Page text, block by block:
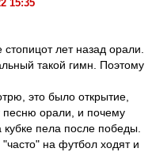
15:35
лет назад орали.
такой гимн. Поэтому
это было открытие,
песню орали, и почему
пела после победы.
на футбол ходят и